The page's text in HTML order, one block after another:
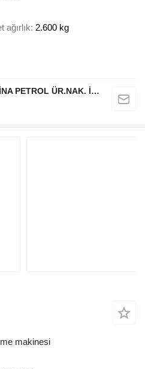
ağırlık 2.600 kg
ERDALLAR TARIMSAL MAKİNA PETROL ÜR.NAK. İNŞ. HAYV. SAN. VE TİC. LTD ŞTİ
makinesi